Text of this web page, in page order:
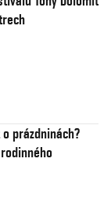
prázdninách?